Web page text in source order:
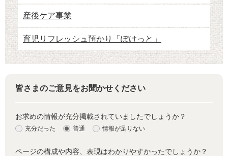
産後ケア事業
育児リフレッシュ預かり「ぽけっと」
皆さまのご意見をお聞かせください
お求めの情報が充分掲載されていましたでしょうか？
充分だった 普通 情報が足りない
ページの構成や内容、表現はわかりやすかったでしょうか？